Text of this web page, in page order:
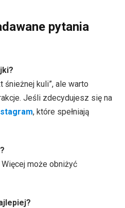
pytania
kuli”, ale warto
Jeśli zdecydujesz się na
, które spełniają
może obniżyć